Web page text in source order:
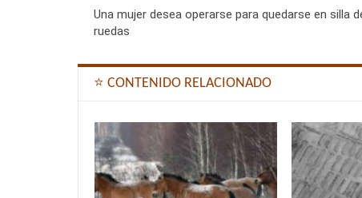
Una mujer desea operarse para quedarse en silla
ruedas
⭐ CONTENIDO RELACIONADO